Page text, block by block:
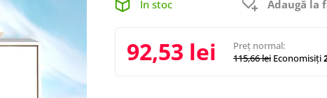
În stoc
Adaugă la
92,53 lei
Preț normal:
115,66 lei Economisiți